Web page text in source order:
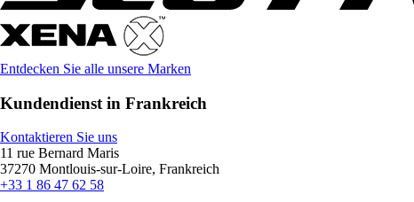
Entdecken Sie alle unsere Marken
Kundendienst in Frankreich
Kontaktieren Sie uns
11 rue Bernard Maris
37270 Montlouis-sur-Loire, Frankreich
+33 1 86 47 62 58